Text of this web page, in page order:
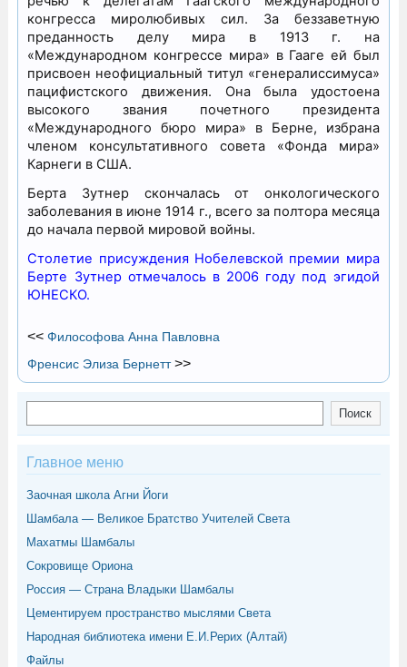
конгресса миролюбивых сил. За беззаветную
преданность делу мира в 1913 г. на
«Международном конгрессе мира» в Гааге ей был
присвоен неофициальный титул «генералиссимуса»
пацифистского движения. Она была удостоена
высокого звания почетного президента
«Международного бюро мира» в Берне, избрана
членом консультативного совета «Фонда мира»
Карнеги в США.
Берта Зутнер скончалась от онкологического
заболевания в июне 1914 г., всего за полтора месяца
до начала первой мировой войны.
Столетие присуждения Нобелевской премии мира
Берте Зутнер отмечалось в 2006 году под эгидой
ЮНЕСКО.
<< Философова Анна Павловна
Френсис Элиза Бернетт >>
Поиск
Главное меню
Заочная школа Агни Йоги
Шамбала — Великое Братство Учителей Света
Махатмы Шамбалы
Сокровище Ориона
Россия — Страна Владыки Шамбалы
Цементируем пространство мыслями Света
Народная библиотека имени Е.И.Рерих (Алтай)
Файлы